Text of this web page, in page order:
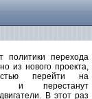
политики перехода
из нового проекта,
перейти на
и перестанут
В этот раз